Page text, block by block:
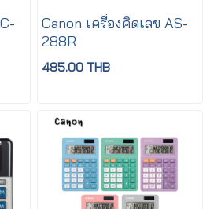
Canon เครื่องคิดเลข AS-
288R
485.00 THB